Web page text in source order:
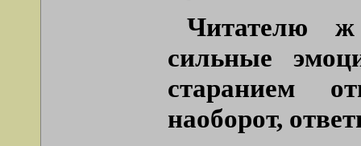
Читателю ж
сильные
старанием
наоборот,